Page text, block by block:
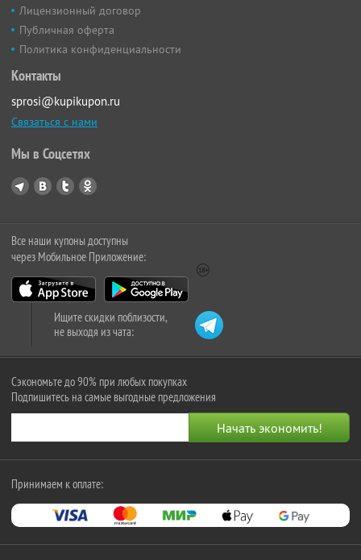
Лицензионный договор
Публичная оферта
Политика конфиденциальности
Контакты
sprosi@kupikupon.ru
Связаться с нами
Мы в Соцсетях
Все наши купоны доступны
через Мобильное Приложение:
Ищите скидки поблизости,
не выходя из чата:
Сэкономьте до 90% при любых покупках
Подпишитесь на самые выгодные предложения
Принимаем к оплате: